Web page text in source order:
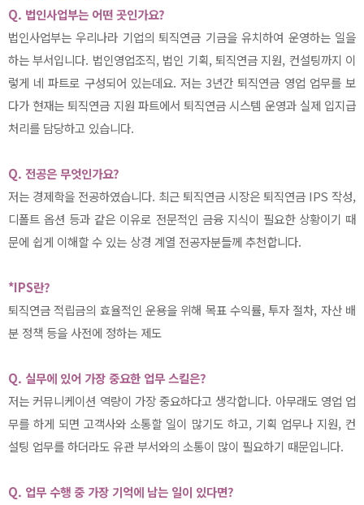
Q. 법인사업부는 어떤 곳인가요?
법인사업부는 우리나라 기업의 퇴직연금 기금을 유치하여 운영하는 일을
하는 부서입니다. 법인영업조직, 법인 기획, 퇴직연금 지원, 컨설팅까지 이
렇게 네 파트로 구성되어 있는데요. 저는 3년간 퇴직연금 영업 업무를 보
다가 현재는 퇴직연금 지원 파트에서 퇴직연금 시스템 운영과 실제 입지급
처리를 담당하고 있습니다.
Q. 전공은 무엇인가요?
저는 경제학을 전공하였습니다. 최근 퇴직연금 시장은 퇴직연금 IPS 작성,
디폴트 옵션 등과 같은 이유로 전문적인 금융 지식이 필요한 상황이기 때
문에 쉽게 이해할 수 있는 상경 계열 전공자분들께 추천합니다.
*IPS란?
퇴직연금 적립금의 효율적인 운용을 위해 목표 수익률, 투자 절차, 자산 배
분 정책 등을 사전에 정하는 제도
Q. 실무에 있어 가장 중요한 업무 스킬은?
저는 커뮤니케이션 역량이 가장 중요하다고 생각합니다. 아무래도 영업 업
무를 하게 되면 고객사와 소통할 일이 많기도 하고, 기획 업무나 지원, 컨
설팅 업무를 하더라도 유관 부서와의 소통이 많이 필요하기 때문입니다.
Q. 업무 수행 중 가장 기억에 남는 일이 있다면?